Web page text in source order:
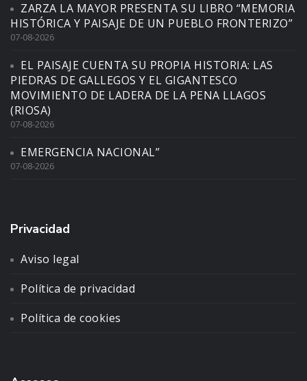
ZARZA LA MAYOR PRESENTA SU LIBRO “MEMORIA
HISTÓRICA Y PAISAJE DE UN PUEBLO FRONTERIZO”
07-08-2026
EL PAISAJE CUENTA SU PROPIA HISTORIA: LAS
PIEDRAS DE GALLEGOS Y EL GIGANTESCO
MOVIMIENTO DE LADERA DE LA PENA LLAGOS
(RIOSA)
07-08-2026
EMERGENCIA NACIONAL”
07-08-2026
Privacidad
Aviso legal
Política de privacidad
Política de cookies